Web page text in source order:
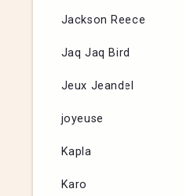
Jackson Reece
Jaq Jaq Bird
Jeux Jeandel
joyeuse
Kapla
Karo